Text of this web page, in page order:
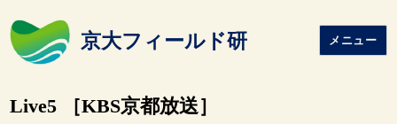
京大フィールド研 メニュー
Live5 ［KBS京都放送］